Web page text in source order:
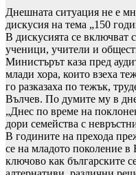
Днешната ситуация не е
дискусия на тема „150
В дискусията се включват
ученици, учители и
Министърът каза пред
млади хора, които взеха
го разказаха по тежък,
Вълчев. По думите му в
„Днес по време на
дори семейства с
В годините на прехода
се на младото поколение в
ключово как българските